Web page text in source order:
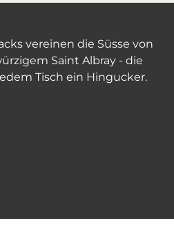
vereinen die Süsse von
Saint Albray - die
Tisch ein Hingucker.